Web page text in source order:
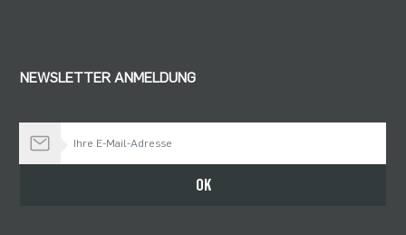
NEWSLETTER ANMELDUNG
OK